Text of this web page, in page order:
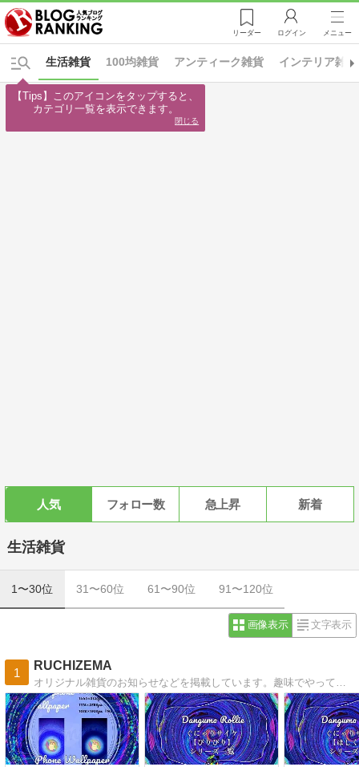
リーダー ログイン メニュー
100均雑貨 アンティーク雑貨 インテリア雑貨
生活雑貨
人気 フォロー数 急上昇 新着
生活雑貨
1〜30位 31〜60位 61〜90位 91〜120位
画像表示 文字表示
1
RUCHIZEMA
【Tips】このアイコンをタップすると、
カテゴリ一覧を表示できます。
閉じる